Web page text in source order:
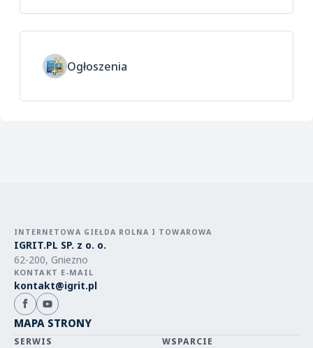
Ogłoszenia
INTERNETOWA GIEŁDA ROLNA I TOWAROWA
IGRIT.PL SP. z o. o.
62-200, Gniezno
KONTAKT E-MAIL
kontakt@igrit.pl
MAPA STRONY
SERWIS WSPARCIE